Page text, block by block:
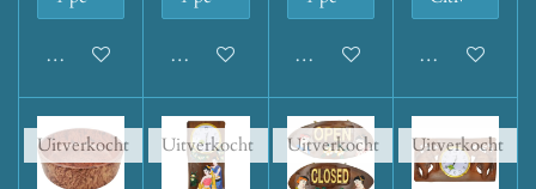
In winkelwagen In winkelwagen In winkelwagen Houd mij op
Uitverkocht Uitverkocht Uitverkocht Uitverkocht